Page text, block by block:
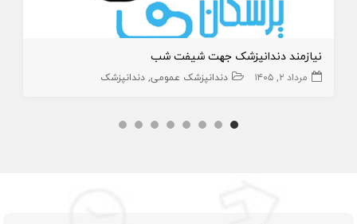
نیازمند دندانپزشک جهت شیفت شب
مرداد ۲, ۱۴۰۵ دندانپزشک عمومی دندانپزشک